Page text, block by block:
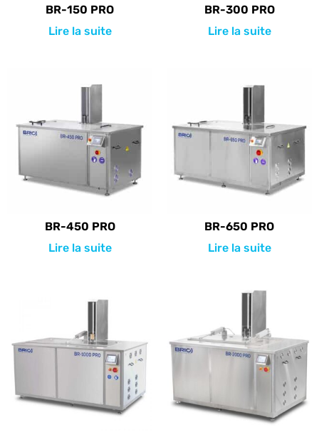
BR-150 PRO
Lire la suite
BR-300 PRO
Lire la suite
BR-450 PRO
Lire la suite
BR-650 PRO
Lire la suite